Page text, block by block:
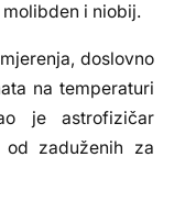
i niobij.
doslovno
na temperaturi
je astrofizičar
zaduženih za